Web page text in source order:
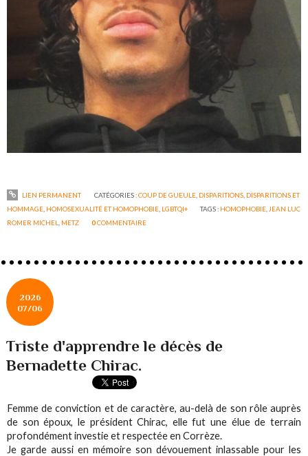
LIEN PERMANENT CATÉGORIES :COUP DE GUEULE, DISPARITIONS, DISPARITIONS ET
HOMMAGE HOMOSEXUALITÉ ET HOMOPHOBIE LGBTQI+ TAGS : HOMOPHOBIE JEAN LUC
ROMER MICHEL
METZ 0COMMENTAIRE
2026
07/06
Triste d'apprendre le décès de
Bernadette Chirac.
Femme de conviction et de caractère, au-delà de son rôle auprès
de son époux, le président Chirac, elle fut une élue de terrain
profondément investie et respectée en Corrèze.
Je garde aussi en mémoire son dévouement inlassable pour les